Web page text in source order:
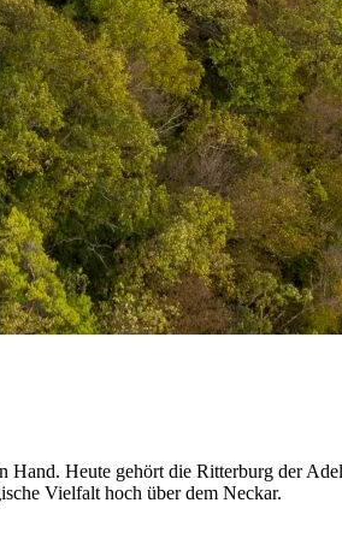
Heute gehört die Ritterburg der
Vielfalt hoch über dem Neckar.